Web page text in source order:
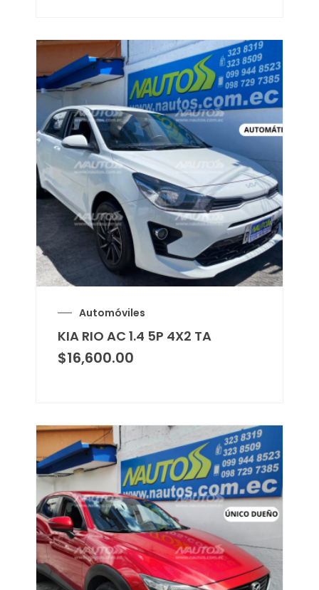
Automóviles
KIA RIO AC 1.4 5P 4X2 TA
$16,600.00